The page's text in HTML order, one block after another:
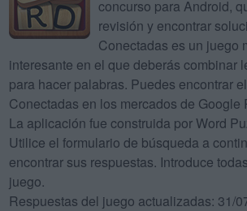
concurso para Android,
revisión y encontrar
Conectadas es un juego
interesante en el que deberás combinar
para hacer palabras. Puedes encontrar
Conectadas en los mercados de Google
La aplicación fue construida por Word
Utilice el formulario de búsqueda a
encontrar sus respuestas. Introduce
juego.
Respuestas del juego actualizadas: 31/